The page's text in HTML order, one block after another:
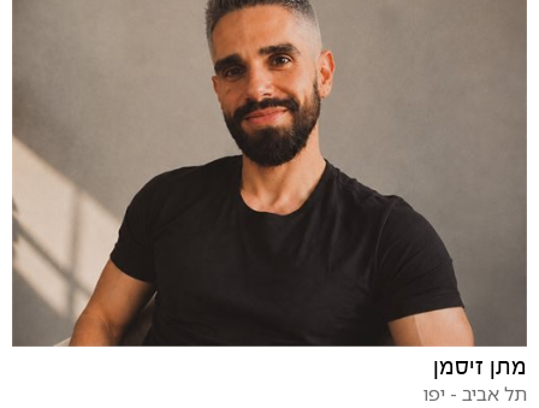
מתן זיסמן
תל אביב - יפו